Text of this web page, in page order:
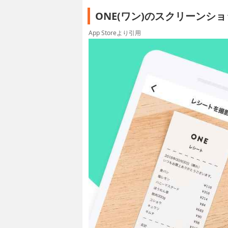
ONE(ワン)のスクリーンシ
App Storeより引用